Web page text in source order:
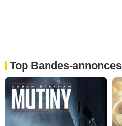
Top Bandes-annonces